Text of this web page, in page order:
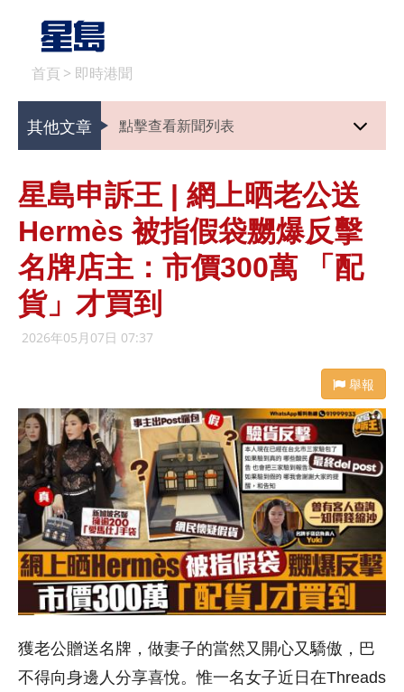
首頁 > 即時港聞
其他文章 點擊查看新聞列表
星島申訴王 | 網上晒老公送
Hermès 被指假袋嬲爆反擊
名牌店主：市價300萬 「配
貨」才買到
2026年05月07日 07:37
舉報
獲老公贈送名牌，做妻子的當然又開心又驕傲，巴
不得向身邊人分享喜悅。惟一名女子近日在Threads